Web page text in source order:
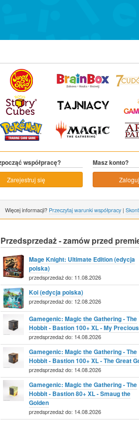
współpracę?
Zarejestruj się
Masz konto?
Więcej informacji? Przeczytaj warunki współpracy |
Przedsprzedaż - zamów przed
Mage Knight: Ultimate Edition (edycja
polska)
przedsprzedaż do: 11.08.2026
Koi (edycja polska)
przedsprzedaż do: 12.08.2026
Gamegenic: Magic the Gathering - The
Hobbit - Bastion 100+ XL - My Precious
przedsprzedaż do: 14.08.2026
Gamegenic: Magic the Gathering - The
Hobbit - Bastion 100+ XL - The Great
przedsprzedaż do: 14.08.2026
Gamegenic: Magic the Gathering - The
Hobbit - Bastion 80+ XL - Smaug the
Golden
przedsprzedaż do: 14.08.2026